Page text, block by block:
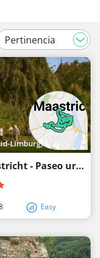
Limburg)
Ruta de senderismo MA8 - Maastricht - Paseo urbano por Maastricht
Easy